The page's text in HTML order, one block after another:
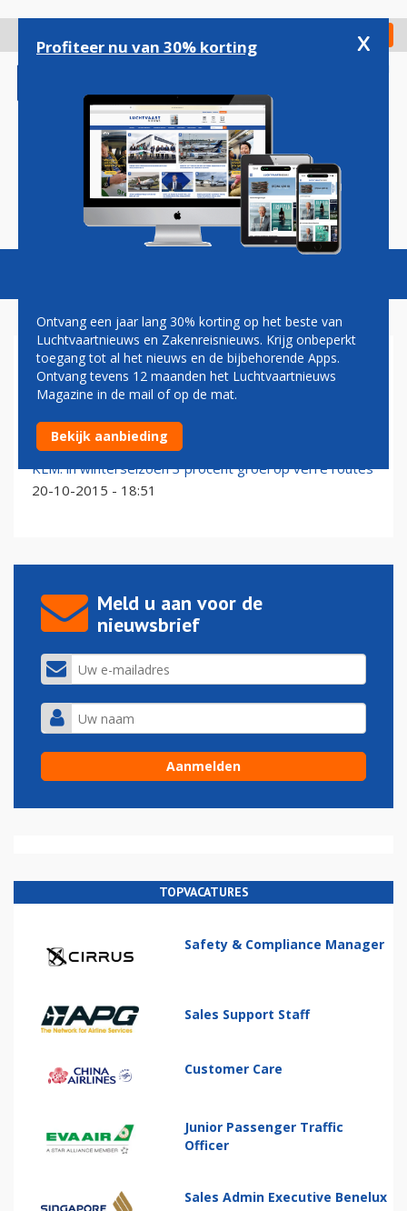
gaan
Check in
Magazine Podcasts Vacatures
LUANDA
Windhoek nieuwste KLM-bestemming in Afrika
22-08-2016 - 09:25
KLM: in winterseizoen 3 procent groei op verre routes
20-10-2015 - 18:51
Meld u aan voor de
nieuwsbrief
TOPVACATURES
Safety & Compliance Manager
Sales Support Staff
Customer Care
Junior Passenger Traffic
Officer
Sales Admin Executive Benelux
Profiteer nu van 30% korting x
Ontvang een jaar lang 30% korting op het beste van
Luchtvaartnieuws en Zakenreisnieuws. Krijg onbeperkt
toegang tot al het nieuws en de bijbehorende Apps.
Ontvang tevens 12 maanden het Luchtvaartnieuws
Magazine in de mail of op de mat.
Bekijk aanbieding